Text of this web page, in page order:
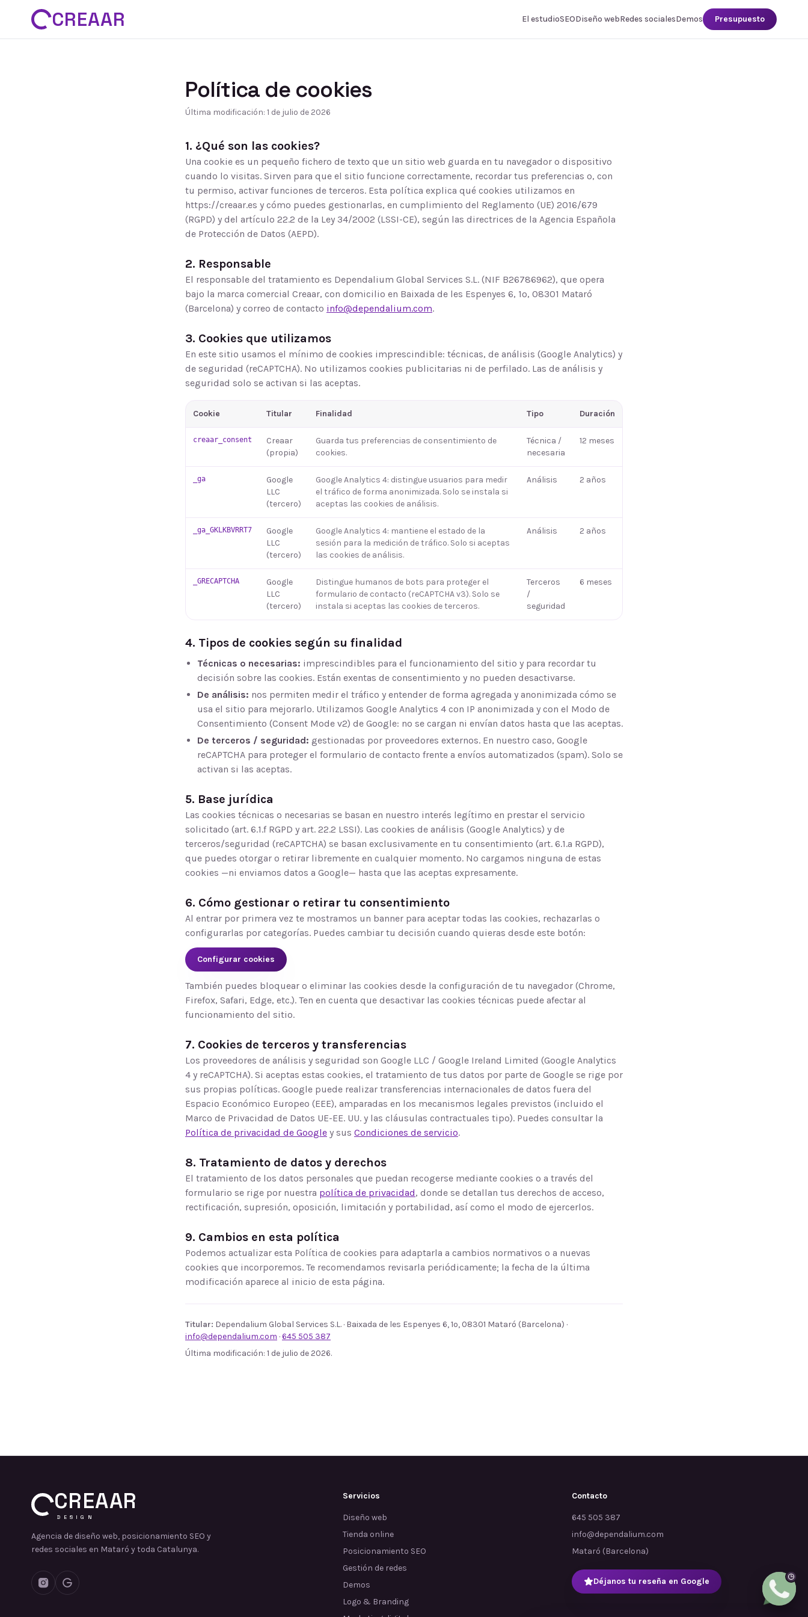
CREAAR El estudioSEODiseño webRedes socialesDemos Presupuesto
Política de cookies
Última modificación: 1 de julio de 2026
1. ¿Qué son las cookies?
Una cookie es un pequeño fichero de texto que un sitio web guarda en tu navegador o dispositivo
cuando lo visitas. Sirven para que el sitio funcione correctamente, recordar tus preferencias o, con
tu permiso, activar funciones de terceros. Esta política explica qué cookies utilizamos en
https://creaar.es y cómo puedes gestionarlas, en cumplimiento del Reglamento (UE) 2016/679
(RGPD) y del artículo 22.2 de la Ley 34/2002 (LSSI-CE), según las directrices de la Agencia Española
de Protección de Datos (AEPD).
2. Responsable
El responsable del tratamiento es Dependalium Global Services S.L. (NIF B26786962), que opera
bajo la marca comercial Creaar, con domicilio en Baixada de les Espenyes 6, 1º, 08301 Mataró
(Barcelona) y correo de contacto info@dependalium.com.
3. Cookies que utilizamos
En este sitio usamos el mínimo de cookies imprescindible: técnicas, de análisis (Google Analytics) y
de seguridad (reCAPTCHA). No utilizamos cookies publicitarias ni de perfilado. Las de análisis y
seguridad solo se activan si las aceptas.
Cookie Titular Finalidad Tipo Duración
creaar_consent
Creaar
(propia)
Guarda tus preferencias de consentimiento de
cookies.
Técnica /
necesaria
12 meses
_ga
Google
LLC
(tercero)
Google Analytics 4: distingue usuarios para medir
el tráfico de forma anonimizada. Solo se instala si
aceptas las cookies de análisis.
Análisis 2 años
_ga_GKLKBVRRT7
Google
LLC
(tercero)
Google Analytics 4: mantiene el estado de la
sesión para la medición de tráfico. Solo si aceptas
las cookies de análisis.
Análisis 2 años
_GRECAPTCHA
Google
LLC
(tercero)
Distingue humanos de bots para proteger el
formulario de contacto (reCAPTCHA v3). Solo se
instala si aceptas las cookies de terceros.
Terceros
/
seguridad
6 meses
4. Tipos de cookies según su finalidad
Técnicas o necesarias: imprescindibles para el funcionamiento del sitio y para recordar tu
decisión sobre las cookies. Están exentas de consentimiento y no pueden desactivarse.
De análisis: nos permiten medir el tráfico y entender de forma agregada y anonimizada cómo se
usa el sitio para mejorarlo. Utilizamos Google Analytics 4 con IP anonimizada y con el Modo de
Consentimiento (Consent Mode v2) de Google: no se cargan ni envían datos hasta que las aceptas.
De terceros / seguridad: gestionadas por proveedores externos. En nuestro caso, Google
reCAPTCHA para proteger el formulario de contacto frente a envíos automatizados (spam). Solo se
activan si las aceptas.
5. Base jurídica
Las cookies técnicas o necesarias se basan en nuestro interés legítimo en prestar el servicio
solicitado (art. 6.1.f RGPD y art. 22.2 LSSI). Las cookies de análisis (Google Analytics) y de
terceros/seguridad (reCAPTCHA) se basan exclusivamente en tu consentimiento (art. 6.1.a RGPD),
que puedes otorgar o retirar libremente en cualquier momento. No cargamos ninguna de estas
cookies —ni enviamos datos a Google— hasta que las aceptas expresamente.
6. Cómo gestionar o retirar tu consentimiento
Al entrar por primera vez te mostramos un banner para aceptar todas las cookies, rechazarlas o
configurarlas por categorías. Puedes cambiar tu decisión cuando quieras desde este botón:
Configurar cookies
También puedes bloquear o eliminar las cookies desde la configuración de tu navegador (Chrome,
Firefox, Safari, Edge, etc.). Ten en cuenta que desactivar las cookies técnicas puede afectar al
funcionamiento del sitio.
7. Cookies de terceros y transferencias
Los proveedores de análisis y seguridad son Google LLC / Google Ireland Limited (Google Analytics
4 y reCAPTCHA). Si aceptas estas cookies, el tratamiento de tus datos por parte de Google se rige por
sus propias políticas. Google puede realizar transferencias internacionales de datos fuera del
Espacio Económico Europeo (EEE), amparadas en los mecanismos legales previstos (incluido el
Marco de Privacidad de Datos UE-EE. UU. y las cláusulas contractuales tipo). Puedes consultar la
Política de privacidad de Google y sus Condiciones de servicio.
8. Tratamiento de datos y derechos
El tratamiento de los datos personales que puedan recogerse mediante cookies o a través del
formulario se rige por nuestra política de privacidad, donde se detallan tus derechos de acceso,
rectificación, supresión, oposición, limitación y portabilidad, así como el modo de ejercerlos.
9. Cambios en esta política
Podemos actualizar esta Política de cookies para adaptarla a cambios normativos o a nuevas
cookies que incorporemos. Te recomendamos revisarla periódicamente; la fecha de la última
modificación aparece al inicio de esta página.
Titular: Dependalium Global Services S.L. · Baixada de les Espenyes 6, 1º, 08301 Mataró (Barcelona) ·
info@dependalium.com ·645 505 387
Última modificación: 1 de julio de 2026.
CREAAR
DESIGN
Agencia de diseño web, posicionamiento SEO y
redes sociales en Mataró y toda Catalunya.
Servicios
Diseño web
Tienda online
Posicionamiento SEO
Gestión de redes
Demos
Logo & Branding
Contacto
645 505 387
info@dependalium.com
Mataró (Barcelona)
Déjanos tu reseña en Google